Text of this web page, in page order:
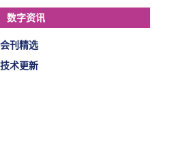
数字资讯
会刊精选
技术更新